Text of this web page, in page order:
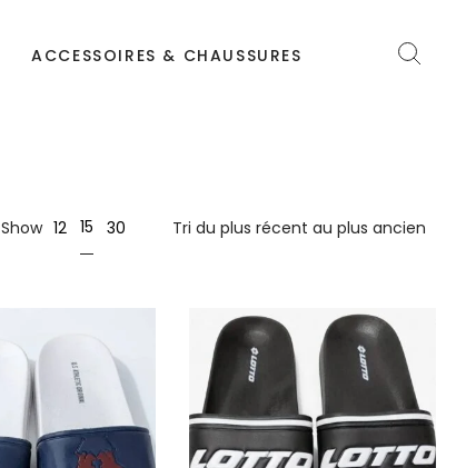
ACCESSOIRES & CHAUSSURES
Show 12 15 30